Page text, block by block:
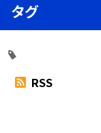
タグ
RSS